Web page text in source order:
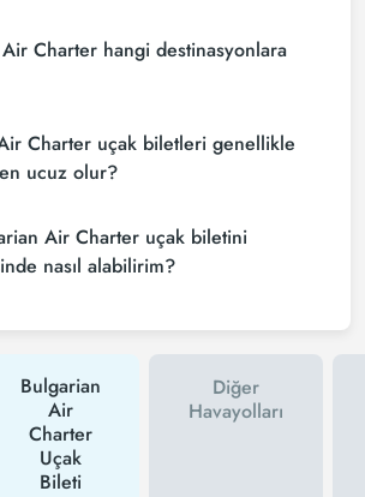
Charter hangi destinasyonlara
Charter uçak biletleri genellikle
ucuz olur?
Air Charter uçak biletini
nasıl alabilirim?
Bulgarian
Air
Charter
Uçak
Bileti
Diğer
Havayolları